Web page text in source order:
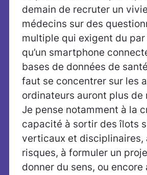
demain de recruter un
médecins sur des
multiple qui exigent du
qu’un smartphone
bases de données de
faut se concentrer sur les
ordinateurs auront plus de
Je pense notamment à la
capacité à sortir des îlots
verticaux et disciplinaires,
risques, à formuler un
donner du sens, ou encore